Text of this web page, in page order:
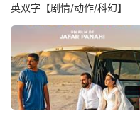
英双字【剧情/动作/科幻】